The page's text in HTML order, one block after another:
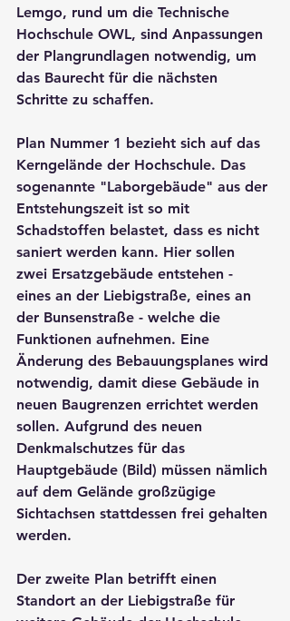
Lemgo, rund um die Technische
Hochschule OWL, sind Anpassungen
der Plangrundlagen notwendig, um
das Baurecht für die nächsten
Schritte zu schaffen.
Plan Nummer 1 bezieht sich auf das
Kerngelände der Hochschule. Das
sogenannte "Laborgebäude" aus der
Entstehungszeit ist so mit
Schadstoffen belastet, dass es nicht
saniert werden kann. Hier sollen
zwei Ersatzgebäude entstehen -
eines an der Liebigstraße, eines an
der Bunsenstraße - welche die
Funktionen aufnehmen. Eine
Änderung des Bebauungsplanes wird
notwendig, damit diese Gebäude in
neuen Baugrenzen errichtet werden
sollen. Aufgrund des neuen
Denkmalschutzes für das
Hauptgebäude (Bild) müssen nämlich
auf dem Gelände großzügige
Sichtachsen stattdessen frei gehalten
werden.
Der zweite Plan betrifft einen
Standort an der Liebigstraße für